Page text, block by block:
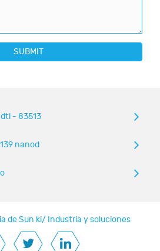
SUBMIT
- 83513
nanod
de Sun ki/ Industria y soluciones